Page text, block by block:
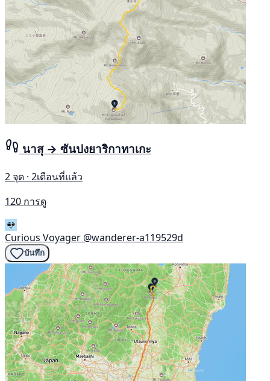
นาสุ → ซันปงยาริกาทาเกะ
2 จุด · 2เดือนที่แล้ว
120 การดู
Curious Voyager @wanderer-a119529d
บันทึก